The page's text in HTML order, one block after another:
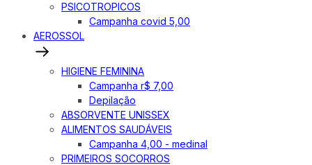
PSICOTROPICOS
Campanha covid 5,00
AEROSSOL
HIGIENE FEMININA
Campanha r$ 7,00
Depilação
ABSORVENTE UNISSEX
ALIMENTOS SAUDÁVEIS
Campanha 4,00 - medinal
PRIMEIROS SOCORROS